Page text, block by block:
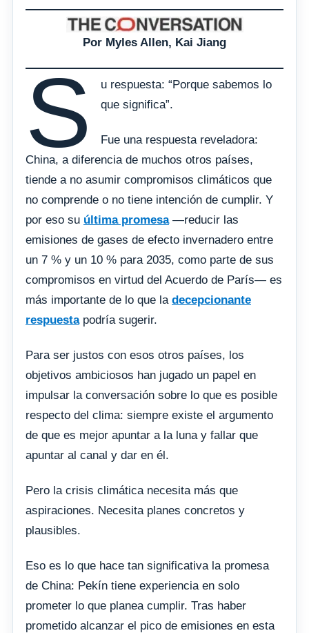
Por Myles Allen, Kai Jiang
S
u respuesta: “Porque sabemos lo
que significa”.
Fue una respuesta reveladora:
China, a diferencia de muchos otros países,
tiende a no asumir compromisos climáticos que
no comprende o no tiene intención de cumplir. Y
por eso su última promesa—reducir las
emisiones de gases de efecto invernadero entre
un 7 % y un 10 % para 2035, como parte de sus
compromisos en virtud del Acuerdo de París— es
más importante de lo que la decepcionante
respuestapodría sugerir.
Para ser justos con esos otros países, los
objetivos ambiciosos han jugado un papel en
impulsar la conversación sobre lo que es posible
respecto del clima: siempre existe el argumento
de que es mejor apuntar a la luna y fallar que
apuntar al canal y dar en él.
Pero la crisis climática necesita más que
aspiraciones. Necesita planes concretos y
plausibles.
Eso es lo que hace tan significativa la promesa
de China: Pekín tiene experiencia en solo
prometer lo que planea cumplir. Tras haber
prometido alcanzar el pico de emisiones en esta